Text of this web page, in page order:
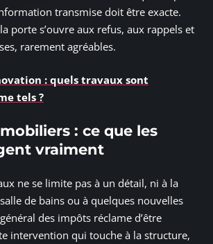
transmise doit être exacte.
porte s’ouvre aux refus, aux rappels et
rarement agréables.
: quels travaux sont
tels ?
: ce que les
vraiment
ne se limite pas à un détail, ni à la
de bains ou à quelques nouvelles
des impôts réclame d’être
intervention qui touche à la structure,